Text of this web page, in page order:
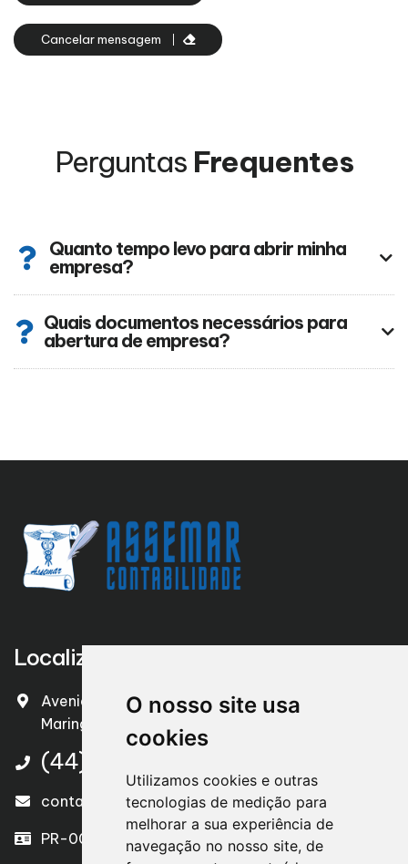
O nosso site usa
cookies
Utilizamos cookies e outras
tecnologias de medição para
melhorar a sua experiência de
navegação no nosso site, de
Cancelar mensagem
Perguntas Frequentes
Quanto tempo levo para abrir minha
empresa?
Quais documentos necessários para
abertura de empresa?
Localização
Avenida Riachuelo, nº 653 – Zona 03
Maringá - PR – CEP. 87050-220
(44) 3026-2900
contato@assemarcontabilidade.com.br
PR-004119/O